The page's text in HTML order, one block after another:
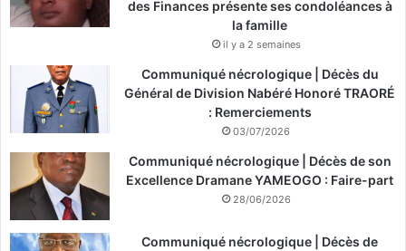
des Finances présente ses condoléances à
la famille
il y a 2 semaines
Communiqué nécrologique | Décès du
Général de Division Nabéré Honoré TRAORÉ
: Remerciements
03/07/2026
Communiqué nécrologique | Décès de son
Excellence Dramane YAMEOGO : Faire-part
28/06/2026
Communiqué nécrologique | Décès de